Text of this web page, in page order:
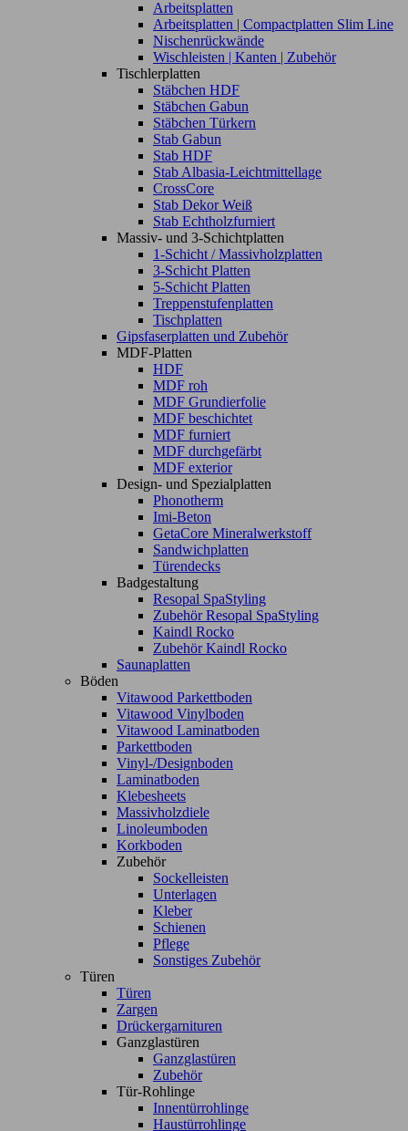
Arbeitsplatten
Arbeitsplatten | Compactplatten Slim Line
Nischenrückwände
Wischleisten | Kanten | Zubehör
Tischlerplatten
Stäbchen HDF
Stäbchen Gabun
Stäbchen Türkern
Stab Gabun
Stab HDF
Stab Albasia-Leichtmittellage
CrossCore
Stab Dekor Weiß
Stab Echtholzfurniert
Massiv- und 3-Schichtplatten
1-Schicht / Massivholzplatten
3-Schicht Platten
5-Schicht Platten
Treppenstufenplatten
Tischplatten
Gipsfaserplatten und Zubehör
MDF-Platten
HDF
MDF roh
MDF Grundierfolie
MDF beschichtet
MDF furniert
MDF durchgefärbt
MDF exterior
Design- und Spezialplatten
Phonotherm
Imi-Beton
GetaCore Mineralwerkstoff
Sandwichplatten
Türendecks
Badgestaltung
Resopal SpaStyling
Zubehör Resopal SpaStyling
Kaindl Rocko
Zubehör Kaindl Rocko
Saunaplatten
Böden
Vitawood Parkettboden
Vitawood Vinylboden
Vitawood Laminatboden
Parkettboden
Vinyl-/Designboden
Laminatboden
Klebesheets
Massivholzdiele
Linoleumboden
Korkboden
Zubehör
Sockelleisten
Unterlagen
Kleber
Schienen
Pflege
Sonstiges Zubehör
Türen
Türen
Zargen
Drückergarnituren
Ganzglastüren
Ganzglastüren
Zubehör
Tür-Rohlinge
Innentürrohlinge
Haustürrohlinge